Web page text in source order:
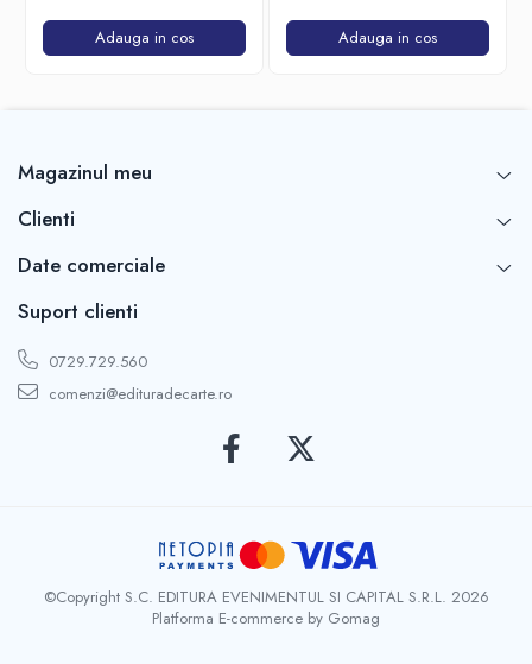
Adauga in cos Adauga in cos
Magazinul meu
Clienti
Date comerciale
Suport clienti
0729.729.560
comenzi@edituradecarte.ro
©Copyright S.C. EDITURA EVENIMENTUL SI CAPITAL S.R.L. 2026
Platforma E-commerce by Gomag